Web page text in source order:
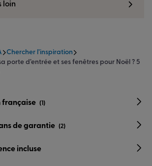
loin
Chercher l’inspiration
porte d’entrée et ses fenêtres pour Noël ? 5
française (1)
de garantie (2)
incluse